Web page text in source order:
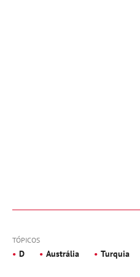
TÓPICOS
D Austrália Turquia